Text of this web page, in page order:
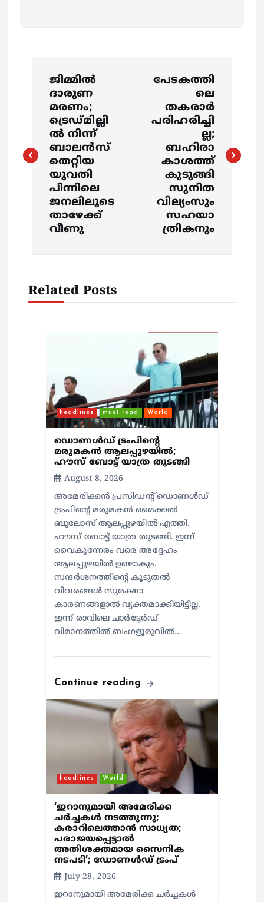
t
g
ജിമ്മിൽ
ദാരുണ
മരണം;
ട്രെഡ്‍മില്ലി
ൽ നിന്ന്
ബാലൻസ്
തെറ്റിയ
യുവതി
പിന്നിലെ
ജനലിലൂടെ
താഴേക്ക്
വീണു
പേടകത്തി
ലെ
തകരാര്‍
പരിഹരിച്ചി
ല്ല;
ബഹിരാ
കാശത്ത്
കുടുങ്ങി
സുനിത
വില്യംസും
സഹയാ
ത്രികനും
Related Posts
headlines must read World
ഡൊണൾഡ് ട്രംപിന്റെ
മരുമകന്‍ ആലപ്പുഴയില്‍;
ഹൗസ് ബോട്ട് യാത്ര തുടങ്ങി
August 8, 2026
അമേരിക്കൻ പ്രസിഡന്റ് ഡൊണൾഡ്
ട്രംപിന്റെ മരുമകന്‍ മൈക്കൽ
ബൂലോസ് ആലപ്പുഴയില്‍ എത്തി.
ഹൗസ് ബോട്ട് യാത്ര തുടങ്ങി. ഇന്ന്
വൈകുന്നേരം വരെ അദ്ദേഹം
ആലപ്പുഴയിൽ ഉണ്ടാകും.
സന്ദർശനത്തിന്റെ കൂടുതൽ
വിവരങ്ങൾ സുരക്ഷാ
കാരണങ്ങളാൽ വ്യക്തമാക്കിയിട്ടില്ല.
ഇന്ന് രാവിലെ ചാർട്ടേർഡ്
വിമാനത്തിൽ ബംഗളൂരുവിൽ…
Continue reading
headlines World
‘ഇറാനുമായി അമേരിക്ക
ചര്‍ച്ചകള്‍ നടത്തുന്നു;
കരാറിലെത്താന്‍ സാധ്യത;
പരാജയപ്പെട്ടാല്‍
അതിശക്തമായ സൈനിക
നടപടി’; ഡോണള്‍ഡ് ട്രംപ്
July 28, 2026
ഇറാനുമായി അമേരിക്ക ചര്‍ച്ചകള്‍